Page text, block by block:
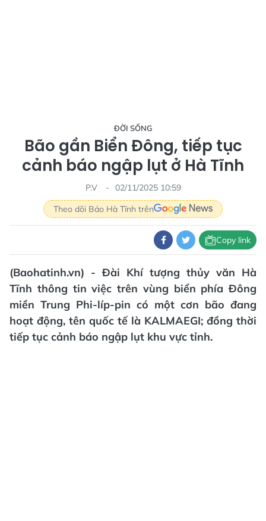
ĐỜI SỐNG
Bão gần Biển Đông, tiếp tục
cảnh báo ngập lụt ở Hà Tĩnh
P.V
02/11/2025 10:59
Theo dõi Báo Hà Tĩnh trên
Copy link
(Baohatinh.vn) - Đài Khí tượng thủy văn Hà
Tĩnh thông tin việc trên vùng biển phía Đông
miền Trung Phi-líp-pin có một cơn bão đang
hoạt động, tên quốc tế là KALMAEGI; đồng thời
tiếp tục cảnh báo ngập lụt khu vực tỉnh.